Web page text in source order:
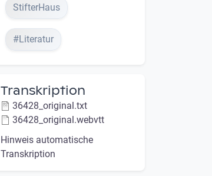
StifterHaus
#Literatur
Transkription
36428_original.txt
36428_original.webvtt
Hinweis automatische
Transkription